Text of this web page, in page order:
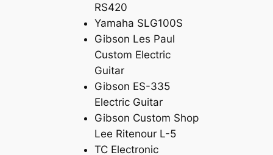
RS420
Yamaha SLG100S
Gibson Les Paul
Custom Electric
Guitar
Gibson ES-335
Electric Guitar
Gibson Custom Shop
Lee Ritenour L-5
TC Electronic